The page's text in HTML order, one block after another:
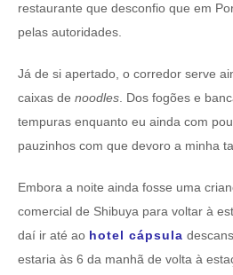
restaurante que desconfio que em
pelas autoridades.
Já de si apertado, o corredor serve
caixas de noodles. Dos fogões e
tempuras enquanto eu ainda com
pauzinhos com que devoro a minha
Embora a noite ainda fosse uma
comercial de Shibuya para voltar à
daí ir até ao hotel cápsula
estaria às 6 da manhã de volta à